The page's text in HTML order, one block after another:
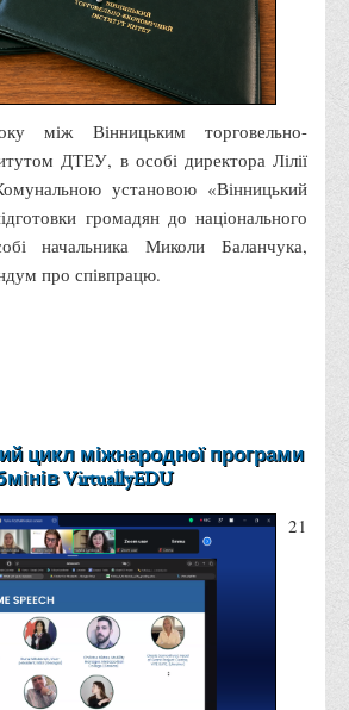
та сфери обслуговування
та права
реклами
публічного управління
та цифрових технологій
та перекладу
між Вінницьким торговельно-
ДТЕУ, в особі директора Лілії
установою «Вінницький
громадян до національного
начальника Миколи Баланчука,
про співпрацю.
цикл міжнародної програми
VirtuallyEDU
21